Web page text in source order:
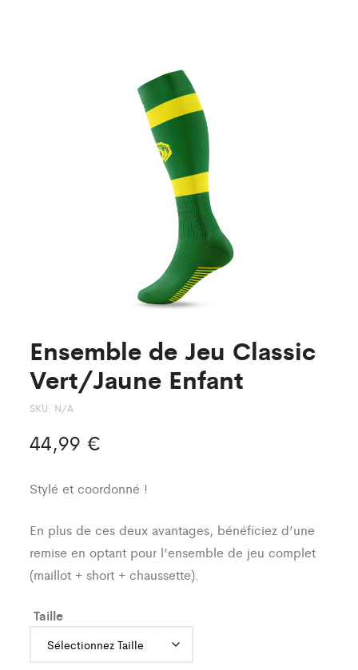
Ensemble de Jeu Classic
Vert/Jaune Enfant
SKU: N/A
44,99 €
Stylé et coordonné !
En plus de ces deux avantages, bénéficiez d’une
remise en optant pour l’ensemble de jeu complet
(maillot + short + chaussette).
Taille